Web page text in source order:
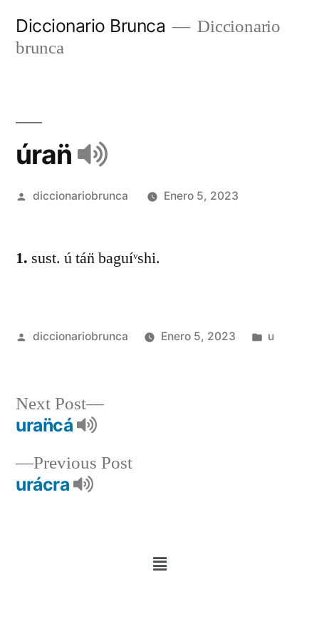
Diccionario Brunca
Diccionario
brunca
úran̈
diccionariobrunca Enero 5, 2023
1. sust. ú tán̈ baguíᵛshi.
diccionariobrunca Enero 5, 2023 u
Previous Post
urácra
Next Post
uran̈cá